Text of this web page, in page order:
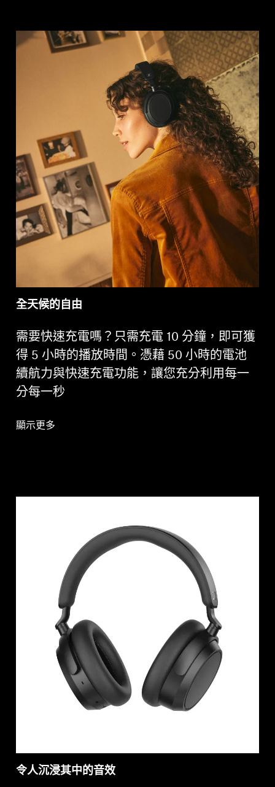
全天候的自由
需要快速充電嗎？只需充電 10 分鐘，即可獲
得 5 小時的播放時間。憑藉 50 小時的電池
續航力與快速充電功能，讓您充分利用每一
分每一秒
顯示更多
令人沉浸其中的音效